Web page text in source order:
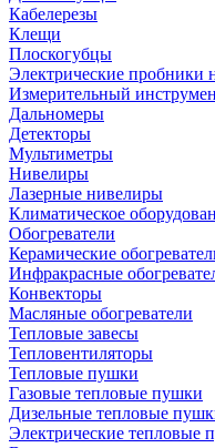
Кабелерезы
Клещи
Плоскогубцы
Электрические пробники
Измерительный
Дальномеры
Детекторы
Мультиметры
Нивелиры
Лазерные нивелиры
Климатическое
Обогреватели
Керамические
Инфракрасные
Конвекторы
Масляные обогреватели
Тепловые завесы
Тепловентиляторы
Тепловые пушки
Газовые тепловые пушки
Дизельные тепловые
Электрические тепловые